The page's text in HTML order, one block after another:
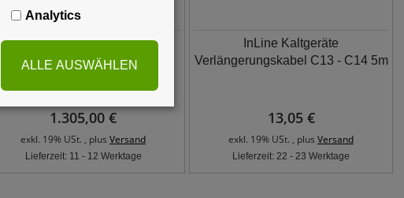
APC Smart-USV SMT2200IC
230V 1980W/2200VA
1.305,00 €
exkl. 19% USt. , plus Versand
Lieferzeit: 11 - 12 Werktage
InLine Kaltgeräte
Verlängerungskabel C13 - C14 5m
13,05 €
exkl. 19% USt. , plus Versand
Lieferzeit: 22 - 23 Werktage
Analytics
ALLE AUSWÄHLEN